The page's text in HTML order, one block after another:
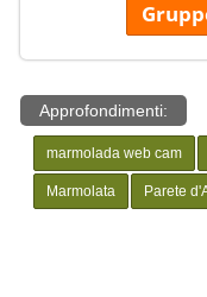
Approfondimenti:
marmolada web cam
Marmolata Parete